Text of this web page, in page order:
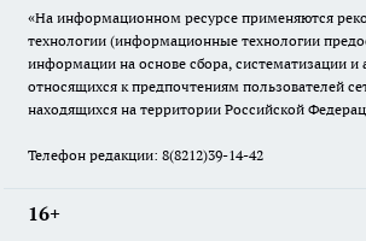
«На информационном ресурсе применяются
технологии (информационные технологии
информации на основе сбора, систематизации и
относящихся к предпочтениям пользователей
находящихся на территории Российской
Телефон редакции: 8(8212)39-14-42
16+